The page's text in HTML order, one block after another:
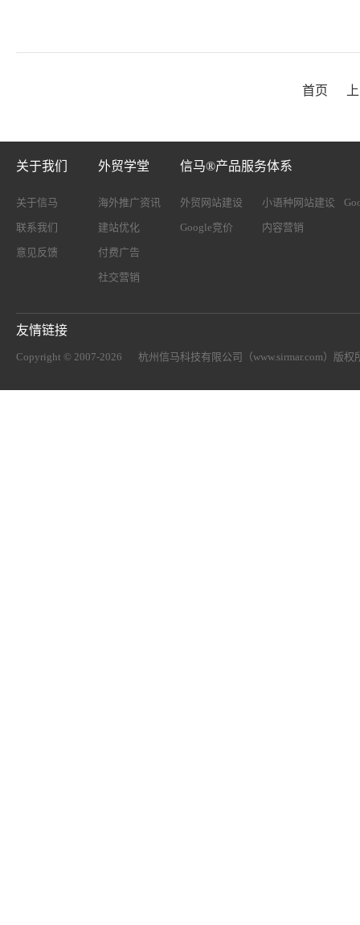
首页
关于我们
关于信马
联系我们
意见反馈
外贸学堂
海外推广资讯
建站优化
付费广告
社交营销
信马®产品服务体系
外贸网站建设 小语种网站建设
Google竞价 内容营销
友情链接
Copyright © 2007-2026 杭州信马科技有限公司（www.sirmar.com） 版权